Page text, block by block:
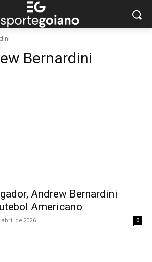
Bernardini
Andrew Bernardini
Americano
abril de 2026 0